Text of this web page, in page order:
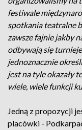
festiwale
spotkania teatralne
zawsze fajnie jakby
odbywają się
jednoznacznie
jest na tyle okazały
wiele, wiele funkcji
Jedną z propozycji
placówki -